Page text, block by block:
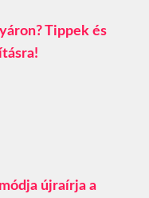
Tippek és
újraírja a